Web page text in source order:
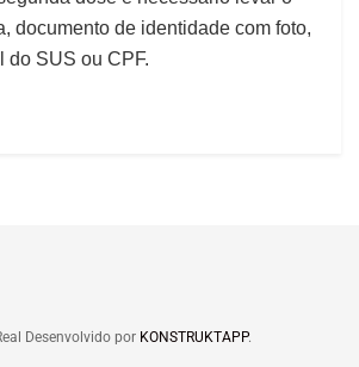
documento de identidade com foto,
do SUS ou CPF.
Desenvolvido por KONSTRUKTAPP.